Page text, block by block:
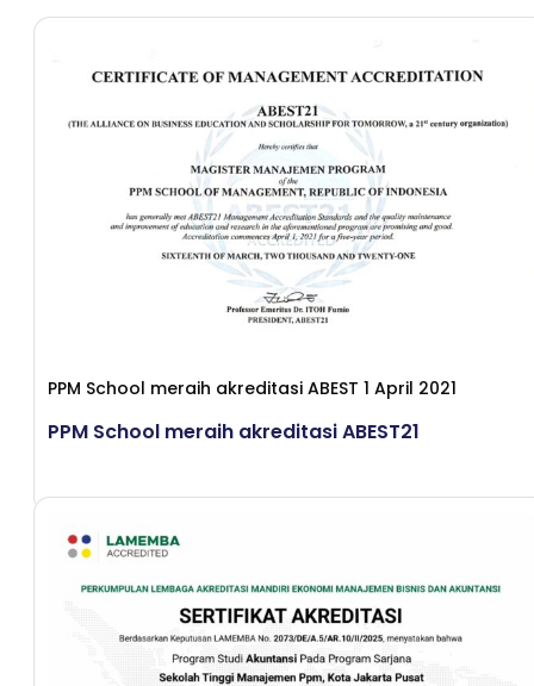
PPM School meraih akreditasi ABEST 1 April 2021
PPM School meraih akreditasi ABEST21